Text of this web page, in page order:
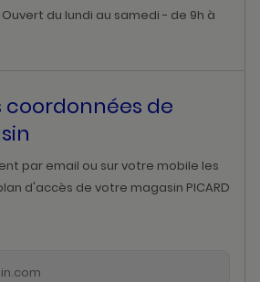
du lundi au samedi - de 9h à
coordonnées de
par email ou sur votre mobile les
d'accès de votre magasin PICARD